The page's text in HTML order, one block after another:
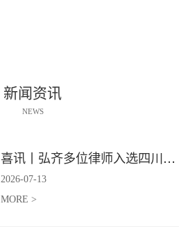
新闻资讯
NEWS
喜讯丨弘齐多位律师入选四川省破产管理人协会工作委员会委员
2026-07-13
MORE >